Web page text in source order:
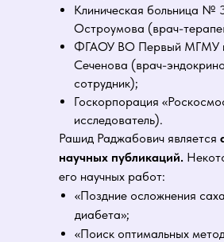
Клиническая больница №
Остроумова (врач-
ФГАОУ ВО Первый МГМУ
Сеченова (врач-
сотрудник);
Госкорпорация
исследователь).
Рашид Раджабович является
научных публикаций.
его научных работ:
«Поздние осложнения
диабета»;
«Поиск оптимальных